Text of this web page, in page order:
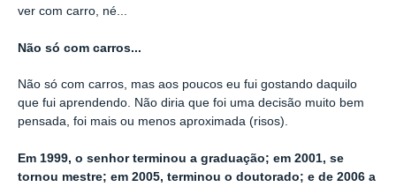
ver com carro, né...
Não só com carros...
Não só com carros, mas aos poucos eu fui gostando daquilo
que fui aprendendo. Não diria que foi uma decisão muito bem
pensada, foi mais ou menos aproximada (risos).
Em 1999, o senhor terminou a graduação; em 2001, se
tornou mestre; em 2005, terminou o doutorado; e de 2006 a